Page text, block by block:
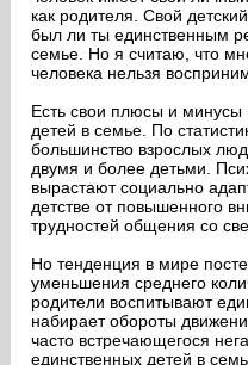
пользователей
как родителя. Свой
был ли ты единственным
семье. Но я считаю, что
человека нельзя
Есть свои плюсы и минусы
детей в семье. По
большинство взрослых
двумя и более детьми.
вырастают социально
детстве от повышенного
трудностей общения со
Но тенденция в мире
уменьшения среднего
родители воспитывают
набирает обороты
часто встречающегося
единственных детей в